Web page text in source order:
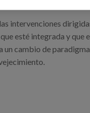
intervenciones
esté integrada y que
cambio de